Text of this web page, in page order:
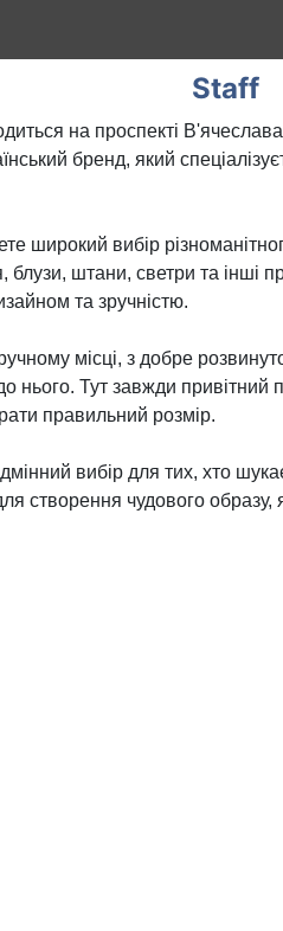
Staff
на проспекті
бренд, який
широкий вибір
блузи, штани, светри та інші
та зручністю.
місці, з добре
нього. Тут завжди
правильний розмір.
вибір для тих, хто
створення чудового образу,